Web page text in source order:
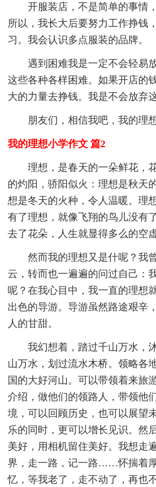
开服装店，不是简单的事情
所以，我长大后要努力工作挣钱
习。我会认识多点服装的品牌。
遇到困难我是一定不会轻易
这些各种各样困难。如果开店的
大的力量去挣钱。我是不会放弃
朋友们，相信我吧，我的理
我的理想小学作文 篇2
理想，是春天的一朵鲜花，
的灼阳，骄阳似火：理想是秋天
想是冬天的火种，令人温暖。理
有了理想，就像飞翔的鸟儿没有
去了花朵，人生就显得多么的空虚
然而我的理想又是什呢？我
云，转而也一遍遍的问过自己：
呢？在我心目中，我一直的理想
出色的导游。导游虽然路途艰辛
人的甘甜。
我幻想着，踏过千山万水，
山万水，划过流水木桥。领略各
国的大好河山。可以带领着来旅
介绍，做他们的领路人，带领他
境，可以回顾历史，也可以展望
乐的同时，更可以增长见识。然
美好，用相机留住美好。我想走
界，走一路，记一路……怀揣着
忆，等我老了，走不动了，再也